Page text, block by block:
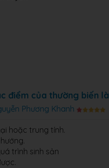
điểm của thường biến là
Phương Khanh
hoặc trung tính.
trình sinh sản